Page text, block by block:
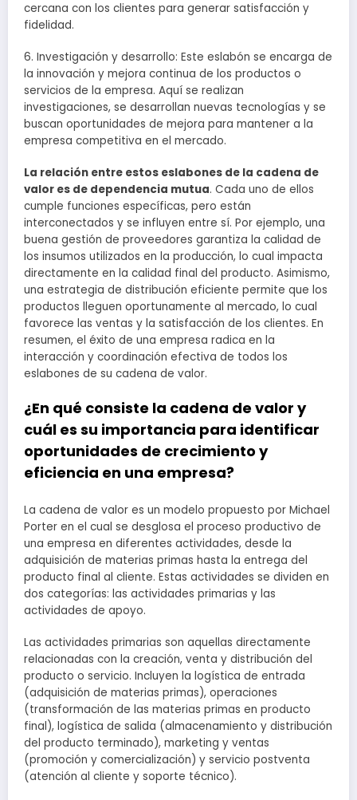
cercana con los clientes para generar satisfacción y
fidelidad.
6. Investigación y desarrollo: Este eslabón se encarga de
la innovación y mejora continua de los productos o
servicios de la empresa. Aquí se realizan
investigaciones, se desarrollan nuevas tecnologías y se
buscan oportunidades de mejora para mantener a la
empresa competitiva en el mercado.
La relación entre estos eslabones de la cadena de
valor es de dependencia mutua. Cada uno de ellos
cumple funciones específicas, pero están
interconectados y se influyen entre sí. Por ejemplo, una
buena gestión de proveedores garantiza la calidad de
los insumos utilizados en la producción, lo cual impacta
directamente en la calidad final del producto. Asimismo,
una estrategia de distribución eficiente permite que los
productos lleguen oportunamente al mercado, lo cual
favorece las ventas y la satisfacción de los clientes. En
resumen, el éxito de una empresa radica en la
interacción y coordinación efectiva de todos los
eslabones de su cadena de valor.
¿En qué consiste la cadena de valor y
cuál es su importancia para identificar
oportunidades de crecimiento y
eficiencia en una empresa?
La cadena de valor es un modelo propuesto por Michael
Porter en el cual se desglosa el proceso productivo de
una empresa en diferentes actividades, desde la
adquisición de materias primas hasta la entrega del
producto final al cliente. Estas actividades se dividen en
dos categorías: las actividades primarias y las
actividades de apoyo.
Las actividades primarias son aquellas directamente
relacionadas con la creación, venta y distribución del
producto o servicio. Incluyen la logística de entrada
(adquisición de materias primas), operaciones
(transformación de las materias primas en producto
final), logística de salida (almacenamiento y distribución
del producto terminado), marketing y ventas
(promoción y comercialización) y servicio postventa
(atención al cliente y soporte técnico).